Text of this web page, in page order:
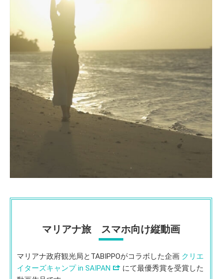
マリアナ旅 スマホ向け縦動画
マリアナ政府観光局とTABIPPOがコラボした企画 クリエ
イターズキャンプ in SAIPAN
にて最優秀賞を受賞した